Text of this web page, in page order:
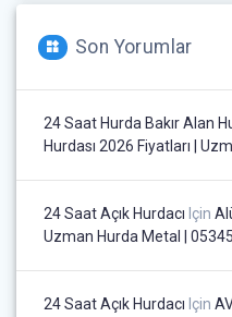
Son Yorumlar
24 Saat Hurda Bakır Alan
Hurdası 2026 Fiyatları |
24 Saat Açık Hurdacı Için
Uzman Hurda Metal |
24 Saat Açık Hurdacı Için